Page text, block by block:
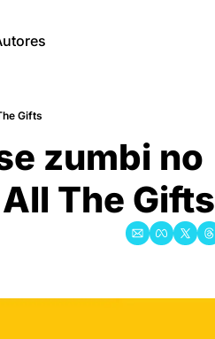
Gifts
zumbi no
The Gifts